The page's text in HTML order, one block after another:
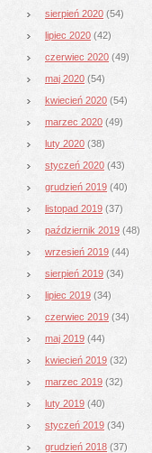
sierpień 2020 (54)
lipiec 2020 (42)
czerwiec 2020 (49)
maj 2020 (54)
kwiecień 2020 (54)
marzec 2020 (49)
luty 2020 (38)
styczeń 2020 (43)
grudzień 2019 (40)
listopad 2019 (37)
październik 2019 (48)
wrzesień 2019 (44)
sierpień 2019 (34)
lipiec 2019 (34)
czerwiec 2019 (34)
maj 2019 (44)
kwiecień 2019 (32)
marzec 2019 (32)
luty 2019 (40)
styczeń 2019 (34)
grudzień 2018 (37)